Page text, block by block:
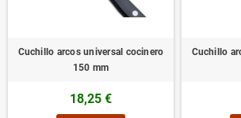
Cuchillo arcos universal cocinero
150 mm
18,25 €
Cuchillo